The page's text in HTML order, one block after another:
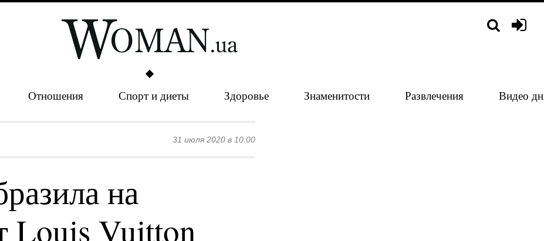
Отношения Спорт и диеты Здоровье Знаменитости Развлечения Видео
31 июля 2020 в 10:00
на
Louis Vuitton